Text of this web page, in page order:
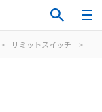
> リミットスイッチ >